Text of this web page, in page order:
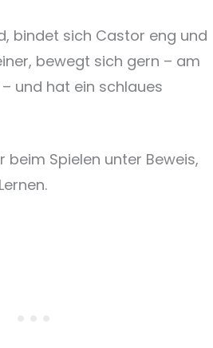
bindet sich Castor eng und
bewegt sich gern – am
und hat ein schlaues
beim Spielen unter Beweis,